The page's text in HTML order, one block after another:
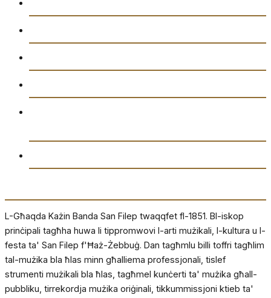
L-Għaqda Każin Banda San Filep twaqqfet fl-1851. Bl-iskop
prinċipali tagħha huwa li tippromwovi l-arti mużikali, l-kultura u l-
festa ta' San Filep f'Ħaż-Żebbuġ. Dan tagħmlu billi toffri tagħlim
tal-mużika bla ħlas minn għalliema professjonali, tislef
strumenti mużikali bla ħlas, tagħmel kunċerti ta' mużika għall-
pubbliku, tirrekordja mużika oriġinali, tikkummissjoni ktieb ta'